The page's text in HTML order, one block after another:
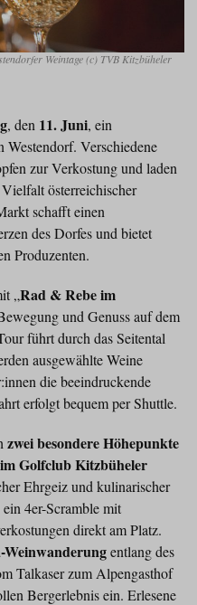
Weintage (c) TVB Kitzbüheler
, den 11. Juni, ein
Westendorf. Verschiedene
zur Verkostung und laden
österreichischer
schafft einen
des Dorfes und bietet
Produzenten.
„Rad & Rebe im
und Genuss auf dem
führt durch das Seitental
ausgewählte Weine
die beeindruckende
erfolgt bequem per Shuttle.
zwei besondere Höhepunkte
Golfclub Kitzbüheler
Ehrgeiz und kulinarischer
4er-Scramble mit
direkt am Platz.
entlang des
Talkaser zum Alpengasthof
Bergerlebnis ein. Erlesene